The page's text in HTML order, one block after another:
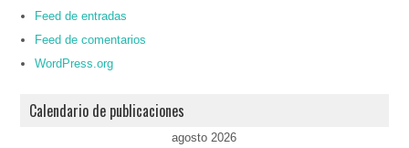
Feed de entradas
Feed de comentarios
WordPress.org
Calendario de publicaciones
agosto 2026